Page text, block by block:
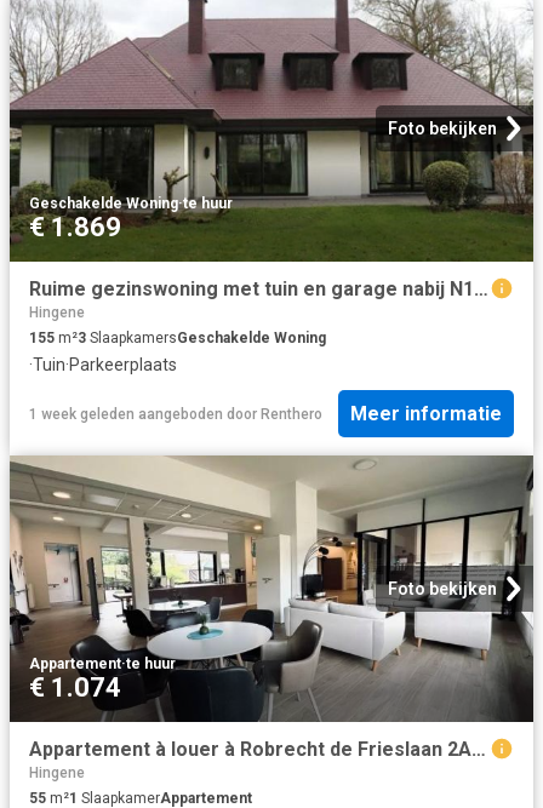
Foto bekijken
Geschakelde Woning·te huur
€ 1.869
Ruime gezinswoning met tuin en garage nabij N16 en A12
Hingene
155 m²3 SlaapkamersGeschakelde Woning
·Tuin·Parkeerplaats
1 week geleden aangeboden door Renthero Meer informatie
Foto bekijken
Appartement·te huur
€ 1.074
Appartement à louer à Robrecht de Frieslaan 2A Bazel
Hingene
55 m²1 SlaapkamerAppartement